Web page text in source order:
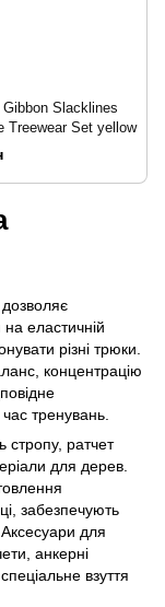
Slacklines
Treewear Set yellow
еластичній
різні трюки.
концентрацію
тренувань.
стропу, ратчет
для дерев.
забезпечують
Аксесуари для
анкерні
взуття